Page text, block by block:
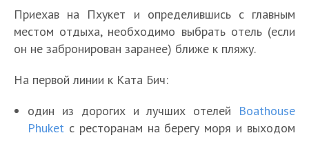
Приехав на Пхукет и определившись с главным
местом отдыха, необходимо выбрать отель (если
он не забронирован заранее) ближе к пляжу.
На первой линии к Ката Бич:
один из дорогих и лучших отелей Boathouse
Phuket с ресторанам на берегу моря и выходом